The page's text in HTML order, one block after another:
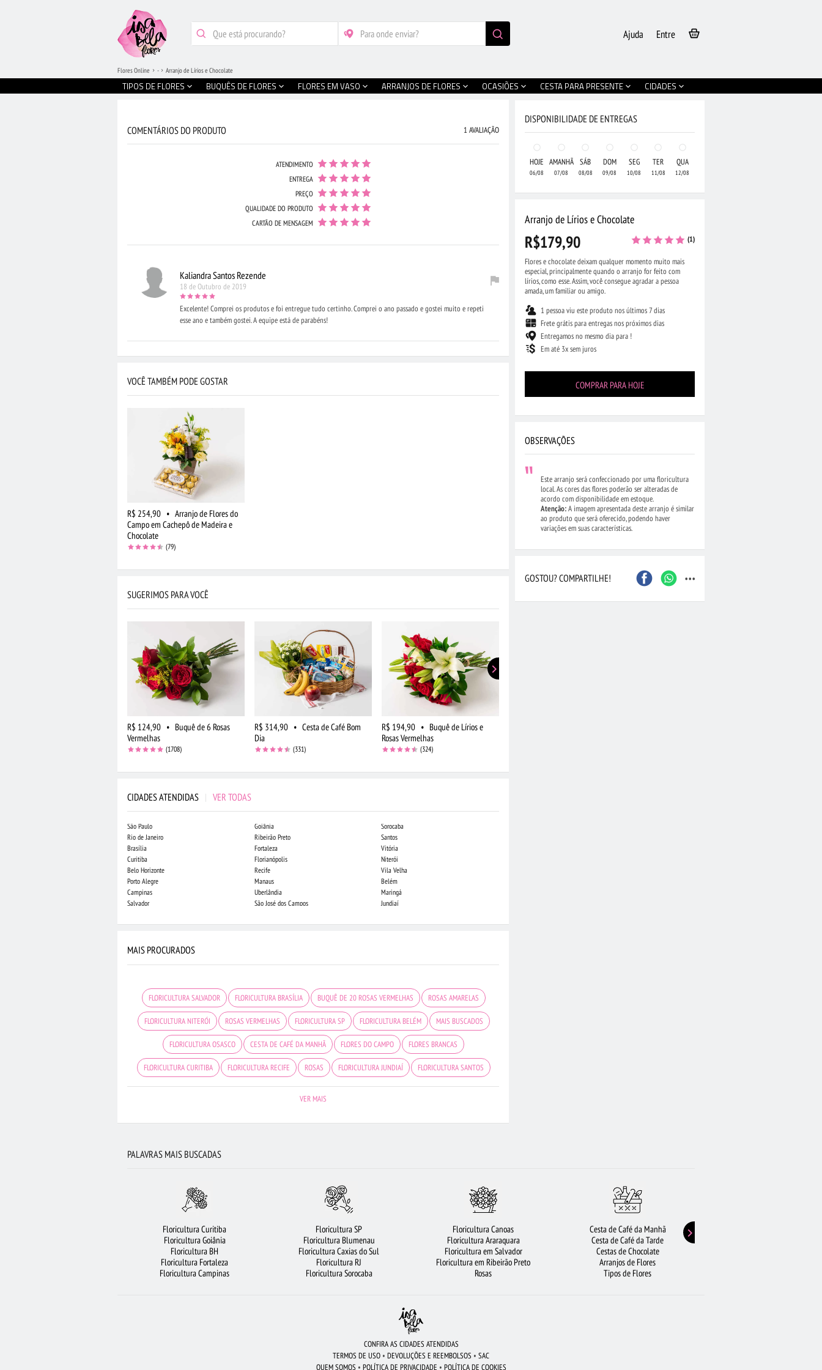
Entre
Ajuda
TIPOS DE FLORES BUQUÊS DE FLORES FLORES EM VASO ARRANJOS DE FLORES OCASIÕES CESTA PARA PRESENTE CIDADES
Flores Online - Arranjo de Lírios e Chocolate
COMENTÁRIOS DO PRODUTO 1 AVALIAÇÃO
ATENDIMENTO
ENTREGA
PREÇO
QUALIDADE DO PRODUTO
CARTÃO DE MENSAGEM
Kaliandra Santos Rezende
18 de Outubro de 2019
Excelente! Comprei os produtos e foi entregue tudo certinho. Comprei o ano passado e gostei muito e repeti
esse ano e também gostei. A equipe está de parabéns!
VOCÊ TAMBÉM PODE GOSTAR
R$ 254,90 • Arranjo de Flores do
Campo em Cachepô de Madeira e
Chocolate
(79)
SUGERIMOS PARA VOCÊ
R$ 124,90 • Buquê de 6 Rosas
Vermelhas
(1708)
R$ 314,90 • Cesta de Café Bom
Dia
(331)
R$ 194,90 • Buquê de Lírios e
Rosas Vermelhas
(324)
CIDADES ATENDIDAS | VER TODAS
São Paulo
Rio de Janeiro
Brasília
Curitiba
Belo Horizonte
Porto Alegre
Campinas
Salvador
Goiânia
Ribeirão Preto
Fortaleza
Florianópolis
Recife
Manaus
Uberlândia
São José dos Campos
Sorocaba
Santos
Vitória
Niterói
Vila Velha
Belém
Maringá
Jundiaí
MAIS PROCURADOS
FLORICULTURA SALVADOR FLORICULTURA BRASÍLIA BUQUÊ DE 20 ROSAS VERMELHAS ROSAS AMARELAS
FLORICULTURA NITERÓI ROSAS VERMELHAS FLORICULTURA SP FLORICULTURA BELÉM MAIS BUSCADOS
FLORICULTURA OSASCO CESTA DE CAFÉ DA MANHÃ FLORES DO CAMPO FLORES BRANCAS
FLORICULTURA CURITIBA FLORICULTURA RECIFE ROSAS FLORICULTURA JUNDIAÍ FLORICULTURA SANTOS
ORQUÍDEAS CESTA DE FRUTAS
ROSAS BRANCAS BUQUÊ DE 12 ROSAS VERMELHAS FLORICULTURA UBERLÂNDIA
RAMALHETE DE FLORES FLORICULTURA BH FLORICULTURA SÃO JOSÉ DOS CAMPOS
FLORICULTURA RIBEIRÃO PRETO
VER MAIS
DISPONIBILIDADE DE ENTREGAS
HOJE
06/08
AMANHÃ
07/08
SÁB
08/08
DOM
09/08
SEG
10/08
TER
11/08
QUA
12/08
Arranjo de Lírios e Chocolate
R$179,90 (1)
Flores e chocolate deixam qualquer momento muito mais
especial, principalmente quando o arranjo for feito com
lírios, como esse. Assim, você consegue agradar a pessoa
amada, um familiar ou amigo.
1 pessoa viu este produto nos últimos 7 dias
Frete grátis para entregas nos próximos dias
Entregamos no mesmo dia para !
Em até 3x sem juros
COMPRAR PARA HOJE
OBSERVAÇÕES
Este arranjo será confeccionado por uma floricultura
local. As cores das flores poderão ser alteradas de
acordo com disponibilidade em estoque.
Atenção:A imagem apresentada deste arranjo é similar
ao produto que será oferecido, podendo haver
variações em suas características.
GOSTOU? COMPARTILHE! ...
PALAVRAS MAIS BUSCADAS
Floricultura Curitiba
Floricultura Goiânia
Floricultura BH
Floricultura Fortaleza
Floricultura Campinas
Floricultura SP
Floricultura Blumenau
Floricultura Caxias do Sul
Floricultura RJ
Floricultura Sorocaba
Floricultura Canoas
Floricultura Araraquara
Floricultura em Salvador
Floricultura em Ribeirão Preto
Rosas
Cesta de Café da Manhã
Cesta de Café da Tarde
Cestas de Chocolate
Arranjos de Flores
Tipos de Flores
CONFIRA AS CIDADES ATENDIDAS
TERMOS DE USO • DEVOLUÇÕES E REEMBOLSOS • SAC
QUEM SOMOS • POLÍTICA DE PRIVACIDADE • POLÍTICA DE COOKIES